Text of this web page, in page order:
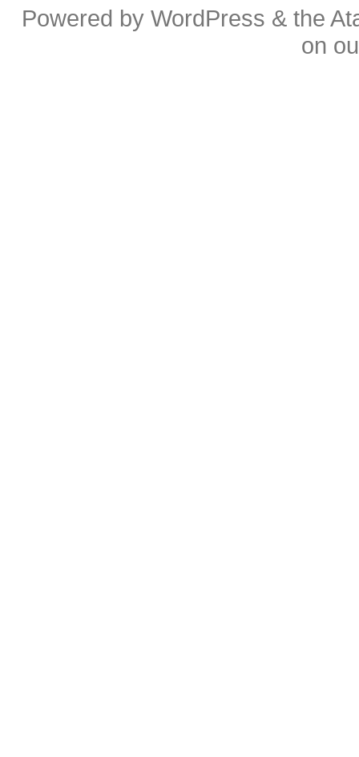
Powered byWordPress & the
on